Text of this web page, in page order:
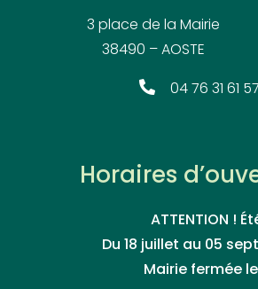
3 place de la Mairie
38490 – AOSTE
04 76 31 61 57
Horaires
ATTENTION !
Du 18 juillet au 05
Mairie fermée